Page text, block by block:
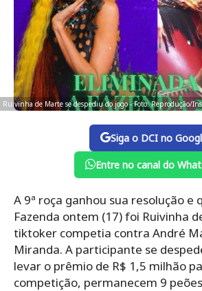
de Marte se despediu do jogo - Foto: Reprodução/
Siga o DCI no
Entre no canal do
A 9ª roça ganhou sua resolução e
Fazenda ontem (17) foi Ruivinha
tiktoker competia contra André
Miranda. A participante se
levar o prêmio de R$ 1,5 milhão
competição, permanecem 9